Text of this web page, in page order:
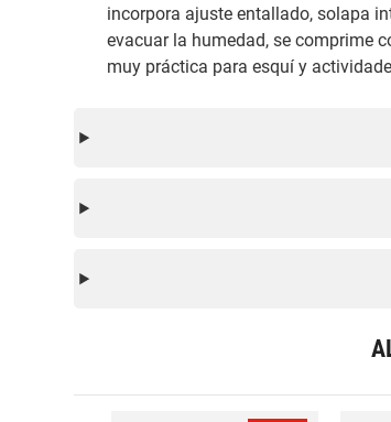
incorpora ajuste entallado, solapa
evacuar la humedad, se comprime
muy práctica para esquí y